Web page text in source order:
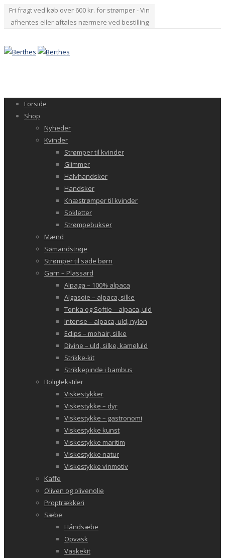
Fri fragt ved køb over 600 kr. for strømper - Vin
afhentes eller aftales nærmere ved bestilling
Forside
Shop
Nyheder
Kvinder
Strømper til kvinder
Glimmer
Halvhandsker
Handsker
Knæstrømper til kvinder
Sokletter
Strømpebukser
Mænd
Sømandstrøje
Strømper til søde børn
Garn – Plassard
Alpaga – 100% alpaca
Algasoie – alpaca, silke
Tonka og Softie – alpaca, uld
Intense – alpaca, uld, nylon
Eclips – mohair, silke
Divine – uld, silke, kameluld
Strikke-kit
Strikkepinde i bambus
Boligtekstiler
Viskestykker
Viskestykke – dyr
Viskestykke – gastronomi
Viskestykke kunst
Viskestykke maritim
Viskestykke natur
Viskestykke vinmotiv
Kaffe
Oliven og olivenolie
Proptrækkeri
Sæbe
Håndsæbe
Opvask
Vaskekit